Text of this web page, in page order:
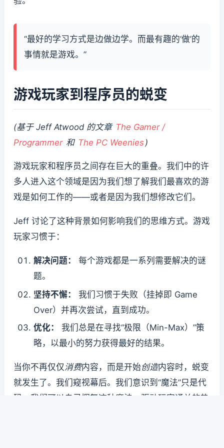
“最好的学习方式是边做边学。而最有趣的‘做’的
事情就是游戏。”
游戏玩家到程序员的蜕变
(基于 Jeff Atwood 的文章 The Gamer /
Programmer 和 The PC Weenies )
游戏玩家和程序员之间存在巨大的重叠。我们中的许
多人进入这个领域是因为我们想了解我们最喜欢的游
戏是如何工作的——或者是因为我们想修改它们。
Jeff 讨论了这种背景如何影响我们的思维方式。游戏
玩家习惯于：
解决问题：
每个游戏都是一系列需要解决的谜
题。
坚持不懈：
我们习惯于失败（挂掉即 Game
Over）并再次尝试，直到成功。
优化：
我们总是在寻找“极限（Min-Max）”策
略，以最小的努力获得最好的结果。
当你不再仅仅消费内容，而是开始创造内容时，蜕变
就发生了。我们窥视幕后。我们意识到“魔法”只是代
码，我们可以自己挥舞这种魔法。驱动玩家通关的热